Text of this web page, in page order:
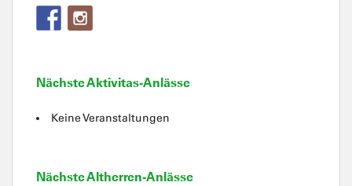
Nächste Aktivitas-Anlässe
Keine Veranstaltungen
Nächste Altherren-Anlässe